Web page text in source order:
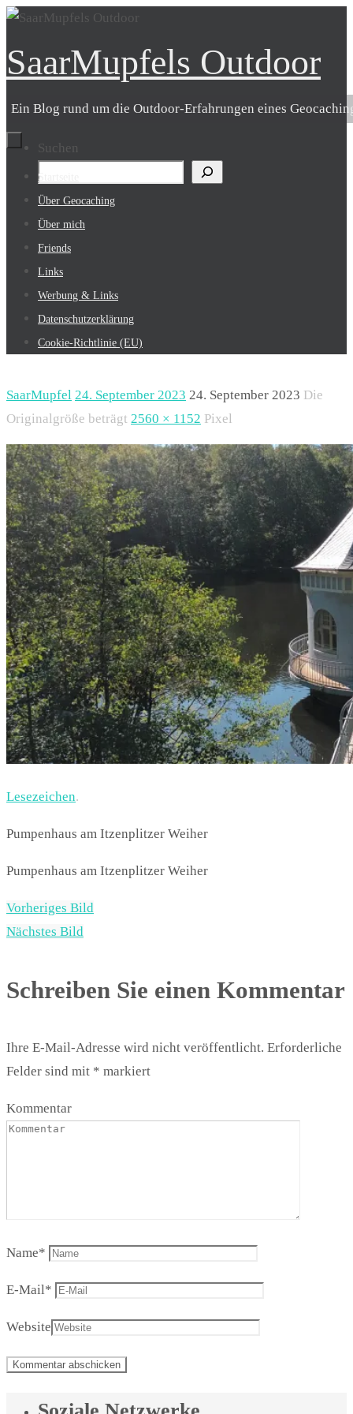
Zum
springen
SaarMupfels Outdoor
Ein Blog rund um die Outdoor-Erfahrungen eines
Suchen
Zum
Inhalt
springen
Startseite
Über Geocaching
Über mich
Friends
Links
Werbung & Links
Datenschutzerklärung
Cookie-Richtlinie (EU)
SaarMupfel 24. September 2023 24. September 2023 Die
Originalgröße beträgt 2560 × 1152 Pixel
Lesezeichen.
Pumpenhaus am Itzenplitzer Weiher
Pumpenhaus am Itzenplitzer Weiher
Vorheriges Bild
Nächstes Bild
Schreiben Sie einen Kommentar
Ihre E-Mail-Adresse wird nicht veröffentlicht. Erforderliche
Felder sind mit * markiert
Kommentar
Name*
E-Mail*
Website